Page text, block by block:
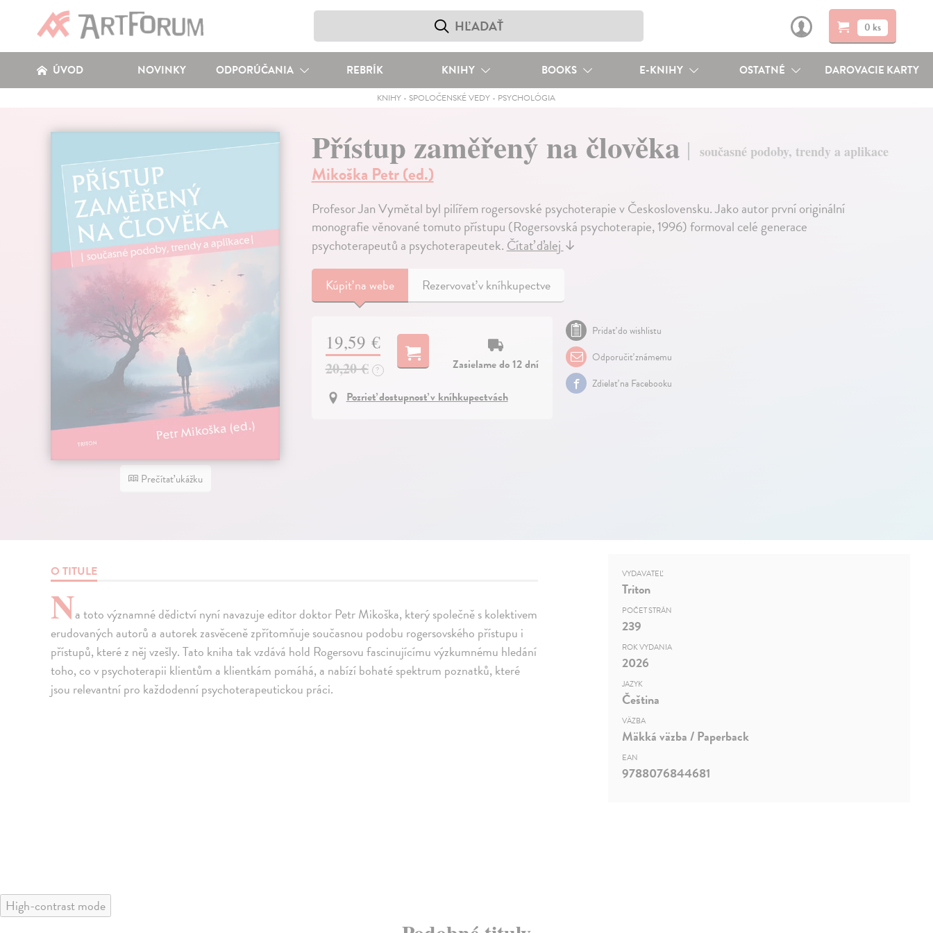
0 ks
ÚVOD NOVINKY ODPORÚČANIA REBRÍK KNIHY BOOKS E-KNIHY OSTATNÉ DAROVACIE KARTY
KNIHY - SPOLOČENSKÉ VEDY - PSYCHOLÓGIA
Prečítať ukážku
Přístup zaměřený na člověka současné podoby, trendy a aplikace
Mikoška Petr (ed.)
Profesor Jan Vymětal byl pilířem rogersovské psychoterapie v Československu. Jako autor první originální
monografie věnované tomuto přístupu (Rogersovská psychoterapie, 1996) formoval celé generace
psychoterapeutů a psychoterapeutek.Čítať ďalej↓
Kúpiťna webe Rezervovať v kníhkupectve
19,59 €
20,20 € ?
Zasielame do 12 dní
Pozrieť dostupnosť v kníhkupectvách
Pridať do wishlistu
Odporučiť známemu
Zdielať na Facebooku
O TITULE
Na toto významné dědictví nyní navazuje editor doktor Petr Mikoška, který společně s kolektivem
erudovaných autorů a autorek zasvěceně zpřítomňuje současnou podobu rogersovského přístupu i
přístupů, které z něj vzešly. Tato kniha tak vzdává hold Rogersovu fascinujícímu výzkumnému hledání
toho, co v psychoterapii klientům a klientkám pomáhá, a nabízí bohaté spektrum poznatků, které
jsou relevantní pro každodenní psychoterapeutickou práci.
VYDAVATEĽ
Triton
POČET STRÁN
239
ROK VYDANIA
2026
JAZYK
Čeština
VÄZBA
Mäkká väzba / Paperback
EAN
9788076844681
High-contrast mode